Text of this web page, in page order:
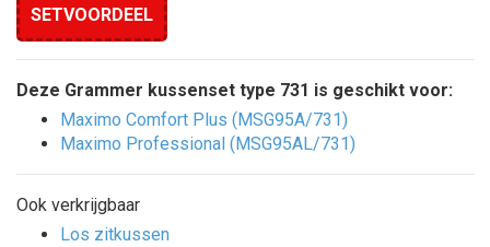
SETVOORDEEL
Deze Grammer kussenset type 731 is geschikt voor:
Maximo Comfort Plus (MSG95A/731)
Maximo Professional (MSG95AL/731)
Ook verkrijgbaar
Los zitkussen